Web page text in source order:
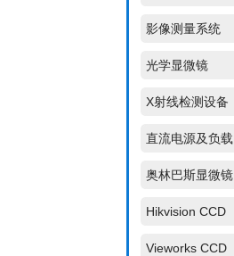
影像测量系统
光学显微镜
X射线检测设备
直流电源及负载
奥林巴斯显微镜
Hikvision CCD
Vieworks CCD